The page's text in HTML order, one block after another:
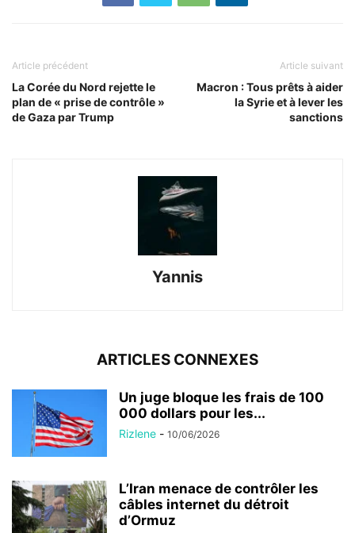
Article précédent
La Corée du Nord rejette le
plan de « prise de contrôle »
de Gaza par Trump
Article suivant
Macron : Tous prêts à aider
la Syrie et à lever les
sanctions
Yannis
ARTICLES CONNEXES
Un juge bloque les frais de 100
000 dollars pour les...
Rizlene - 10/06/2026
L’Iran menace de contrôler les
câbles internet du détroit
d’Ormuz